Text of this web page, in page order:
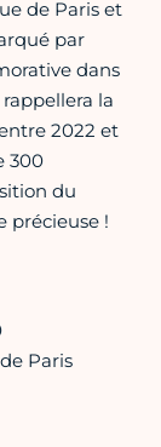
de Paris et
par
dans
la
2022 et
300
du
précieuse !
Paris